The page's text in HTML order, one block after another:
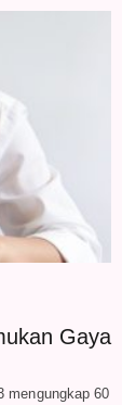
Gaya
mengungkap 60